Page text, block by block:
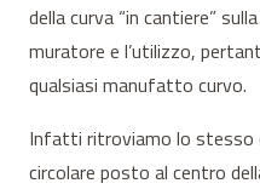
della curva “in cantiere”
muratore e l’utilizzo,
qualsiasi manufatto curvo.
Infatti ritroviamo lo stesso
circolare posto al centro